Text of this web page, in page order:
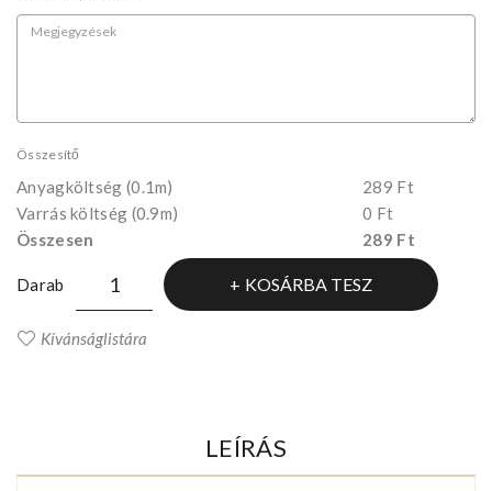
Összesítő
Anyagköltség (0.1m)
289 Ft
Varrás költség (0.9m)
0 Ft
Összesen
289 Ft
Darab KOSÁRBA TESZ
Kívánságlistára
LEÍRÁS